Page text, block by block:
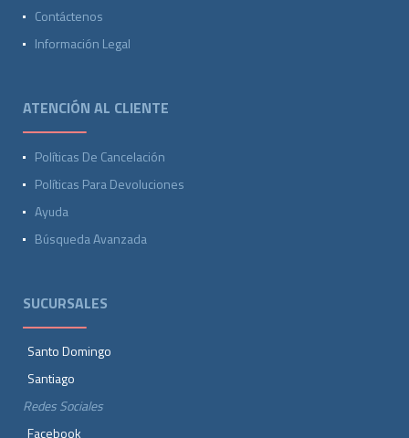
Contáctenos
Información Legal
ATENCIÓN AL CLIENTE
Políticas De Cancelación
Políticas Para Devoluciones
Ayuda
Búsqueda Avanzada
SUCURSALES
Santo Domingo
Santiago
Redes Sociales
Facebook